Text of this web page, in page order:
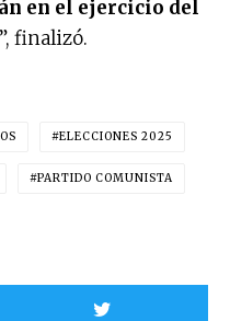
en el ejercicio del
”, finalizó.
ELECCIONES 2025
PARTIDO COMUNISTA